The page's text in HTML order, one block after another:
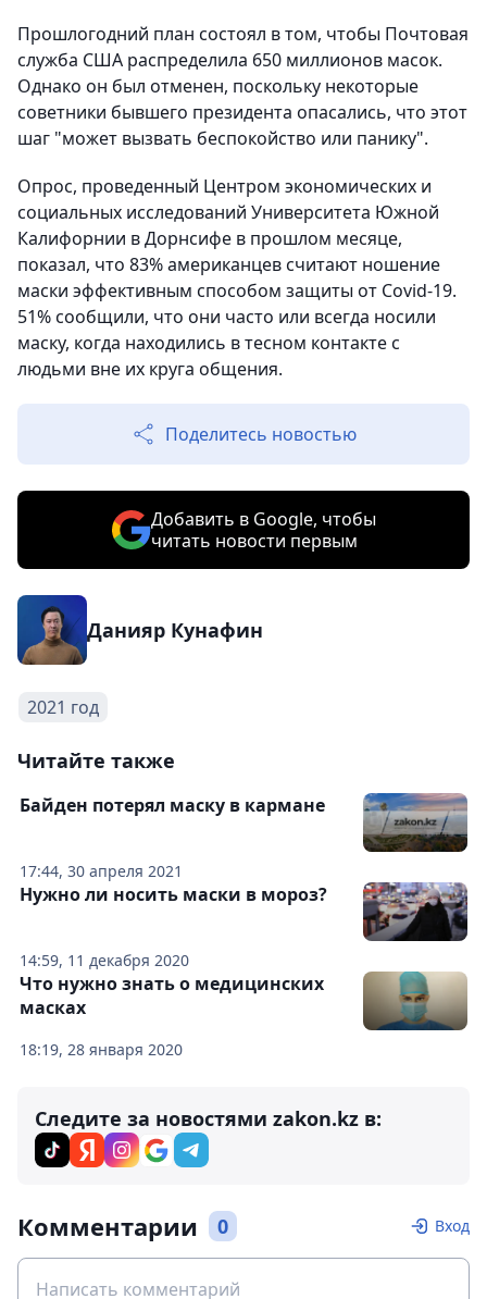
Прошлогодний план состоял в том, чтобы Почтовая
служба США распределила 650 миллионов масок.
Однако он был отменен, поскольку некоторые
советники бывшего президента опасались, что этот
шаг "может вызвать беспокойство или панику".
Опрос, проведенный Центром экономических и
социальных исследований Университета Южной
Калифорнии в Дорнсифе в прошлом месяце,
показал, что 83% американцев считают ношение
маски эффективным способом защиты от Covid-19.
51% сообщили, что они часто или всегда носили
маску, когда находились в тесном контакте с
людьми вне их круга общения.
Поделитесь новостью
Добавить в Google, чтобы
читать новости первым
Данияр Кунафин
2021 год
Читайте также
17:44, 30 апреля 2021
Байден потерял маску в кармане
14:59, 11 декабря 2020
Нужно ли носить маски в мороз?
18:19, 28 января 2020
Что нужно знать о медицинских
масках
Следите за новостями zakon.kz в:
Комментарии 0 Вход